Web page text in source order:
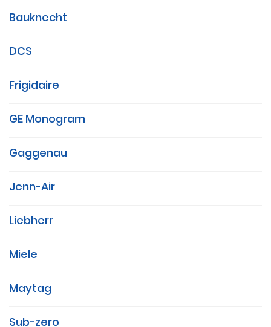
Bauknecht
DCS
Frigidaire
GE Monogram
Gaggenau
Jenn-Air
Liebherr
Miele
Maytag
Sub-zero